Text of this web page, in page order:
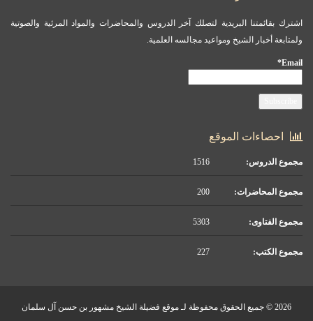
اشترك بقائمتنا البريدية لتصلك آخر الدروس والمحاضرات والمواد المرئية والصوتية
ولمتابعة أخبار الشيخ ومواعيد مجالسه العلمية.
Email*
احصاءات الموقع
مجموع الدروس:
مجموع المحاضرات:
مجموع الفتاوى:
مجموع الكتب:
2026 © جميع الحقوق محفوظة لـ موقع فضيلة الشيخ مشهور بن حسن آل سلمان